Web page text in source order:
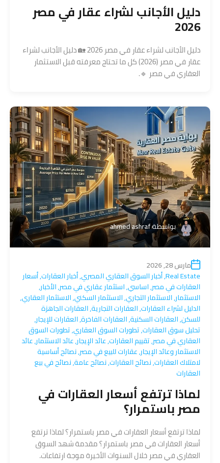
دليل الأجانب لشراء عقار في مصر
2026
دليل الأجانب لشراء عقار في مصر 2026 🏡 دليل الأجانب لشراء
عقار في مصر (2026) كل ما تحتاج معرفته قبل الاستثمار
العقاري في مصر 🔹.
بواسطةahmed ashraf
مارس 28, 2026
Real Estate
,أخبار السوق العقاري المصري,أخبار العقارات,أسعار
العقارات في مصر,اساسي,استثمار عقاري في مصر,الأخبار,
الاستثمار,الاستثمار التجاري,الاستثمار السكني,الاستثمار العقاري,
الدليل لشراء العقارات,العقارات التجارية,العقارات الجاهزة
للسكن,العقارات السكنية,العقارات الفاخرة,العقارات للإيجار,
تحليل سوق العقارات,تطورات السوق العقاري,تطورات السوق
العقاري في مصر,تقييم العقارات,عائد الإيجار,عائد الاستثمار,عائد
الاستثمار وعائد الإيجار,عقارات للبيع في مصر,نصائح أساسية
لامتلاك العقارات,نصائح العقارات,نصائح عامة,نصائح في بيع
العقارات
لماذا ترتفع أسعار العقارات في
مصر باستمرار؟
لماذا ترتفع أسعار العقارات في مصر باستمرار؟ لماذا ترتفع
أسعار العقارات في مصر باستمرار؟ مقدمة شهد السوق
العقاري في مصر خلال السنوات الأخيرة موجة ارتفاعات.